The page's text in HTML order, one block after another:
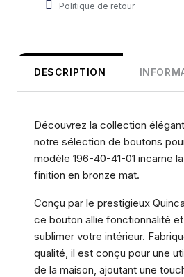
Politique de retour
DESCRIPTION
Découvrez la collection
notre sélection de boutons
modèle 196-40-41-01 incarne
finition en bronze mat.
Conçu par le prestigieux
ce bouton allie fonctionnalité
sublimer votre intérieur.
qualité, il est conçu pour une
de la maison, ajoutant une